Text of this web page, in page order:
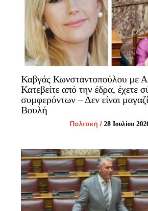
Καβγάς Κωνσταντοπούλου με
Κατεβείτε από την έδρα, έχετε
συμφερόντων – Δεν είναι
Βουλή
Πολιτική / 28 Ιουλίου